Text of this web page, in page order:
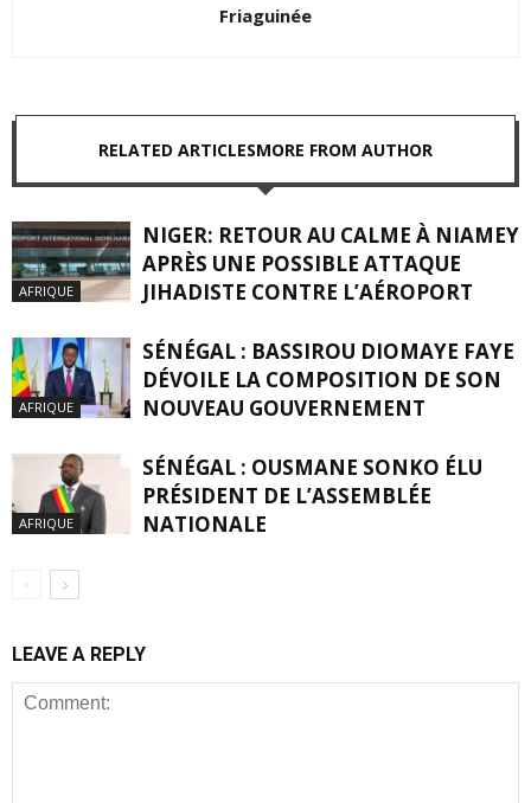
Friaguinée
RELATED ARTICLESMORE FROM AUTHOR
AFRIQUE
NIGER: RETOUR AU CALME À NIAMEY
APRÈS UNE POSSIBLE ATTAQUE
JIHADISTE CONTRE L’AÉROPORT
AFRIQUE
SÉNÉGAL : BASSIROU DIOMAYE FAYE
DÉVOILE LA COMPOSITION DE SON
NOUVEAU GOUVERNEMENT
AFRIQUE
SÉNÉGAL : OUSMANE SONKO ÉLU
PRÉSIDENT DE L’ASSEMBLÉE
NATIONALE
LEAVE A REPLY